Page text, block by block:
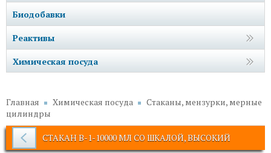
Биодобавки
Реактивы
Химическая посуда
Главная Химическая посуда
Стаканы, мензурки, мерные
цилиндры
СТАКАН В-1-10000 МЛ СО ШКАЛОЙ, ВЫСОКИЙ